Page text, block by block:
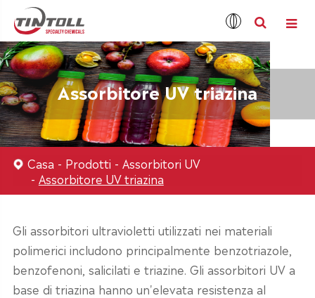
Assorbitore UV triazina
Casa Prodotti
Assorbitori UV
Assorbitore UV triazina
Gli assorbitori ultravioletti utilizzati nei materiali
polimerici includono principalmente benzotriazole,
benzofenoni, salicilati e triazine. Gli assorbitori UV a
base di triazina hanno un'elevata resistenza al